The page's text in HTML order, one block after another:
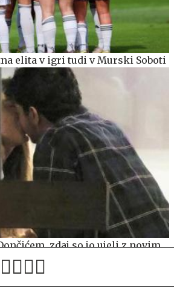
elita v igri tudi v Murski Soboti
zdaj so jo ujeli z novim